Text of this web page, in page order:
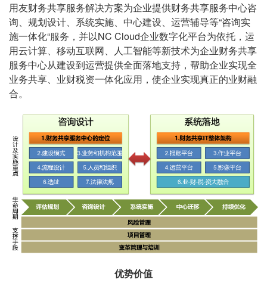
用友财务共享服务解决方案为企业提供财务共享服务中心咨
询、规划设计、系统实施、中心建设、运营辅导等“咨询实
施一体化“服务，并以NC Cloud企业数字化平台为依托，运
用云计算、移动互联网、人工智能等新技术为企业财务共享
服务中心从建设到运营提供全面落地支持，帮助企业实现全
业务共享、业财税资一体化应用，使企业实现真正的业财融
合。
优势价值